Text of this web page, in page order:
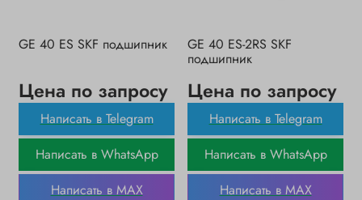
GE 40 ES SKF подшипник
Цена по запросу
Написать в Telegram
Написать в WhatsApp
Написать в MAX
GE 40 ES-2RS SKF
подшипник
Цена по запросу
Написать в Telegram
Написать в WhatsApp
Написать в MAX